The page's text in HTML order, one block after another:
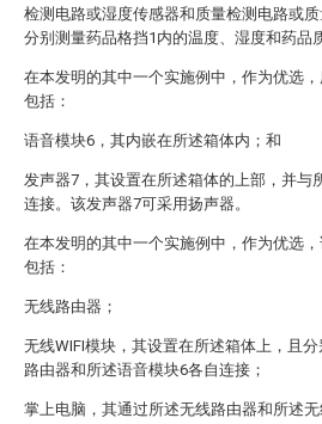
检测电路或湿度传感器和质量检测电路或
分别测量药品格挡1内的温度、湿度和药品
在本发明的其中一个实施例中，作为优选
包括：
语音模块6，其内嵌在所述箱体内；和
发声器7，其设置在所述箱体的上部，并与
连接。该发声器7可采用扬声器。
在本发明的其中一个实施例中，作为优选
包括：
无线路由器；
无线WIFI模块，其设置在所述箱体上，且
路由器和所述语音模块6各自连接；
掌上电脑，其通过所述无线路由器和所述